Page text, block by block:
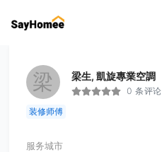
梁 梁生, 凱旋專業空調
0 条评论
装修师傅
服务城市